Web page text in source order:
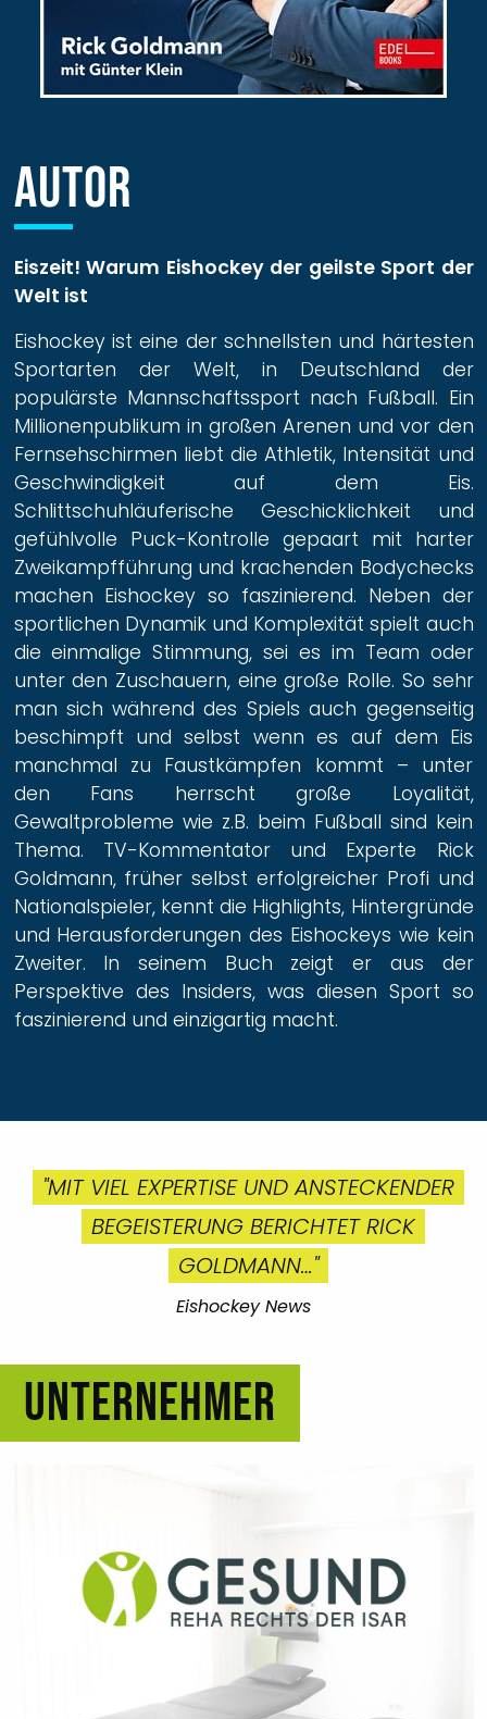
AUTOR
Eiszeit! Warum Eishockey der geilste Sport der
Welt ist
Eishockey ist eine der schnellsten und härtesten
Sportarten der Welt, in Deutschland der
populärste Mannschaftssport nach Fußball. Ein
Millionenpublikum in großen Arenen und vor den
Fernsehschirmen liebt die Athletik, Intensität und
Geschwindigkeit auf dem Eis.
Schlittschuhläuferische Geschicklichkeit und
gefühlvolle Puck-Kontrolle gepaart mit harter
Zweikampfführung und krachenden Bodychecks
machen Eishockey so faszinierend. Neben der
sportlichen Dynamik und Komplexität spielt auch
die einmalige Stimmung, sei es im Team oder
unter den Zuschauern, eine große Rolle. So sehr
man sich während des Spiels auch gegenseitig
beschimpft und selbst wenn es auf dem Eis
manchmal zu Faustkämpfen kommt – unter
den Fans herrscht große Loyalität,
Gewaltprobleme wie z.B. beim Fußball sind kein
Thema. TV-Kommentator und Experte Rick
Goldmann, früher selbst erfolgreicher Profi und
Nationalspieler, kennt die Highlights, Hintergründe
und Herausforderungen des Eishockeys wie kein
Zweiter. In seinem Buch zeigt er aus der
Perspektive des Insiders, was diesen Sport so
faszinierend und einzigartig macht.
"MIT VIEL EXPERTISE UND ANSTECKENDER
BEGEISTERUNG BERICHTET RICK
GOLDMANN…"
Eishockey News
UNTERNEHMER